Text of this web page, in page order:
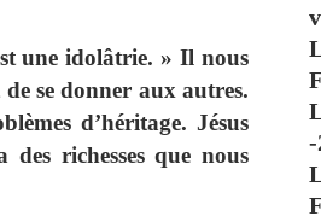
une idolâtrie. » Il nous
se donner aux autres.
d’héritage. Jésus
richesses que nous
-